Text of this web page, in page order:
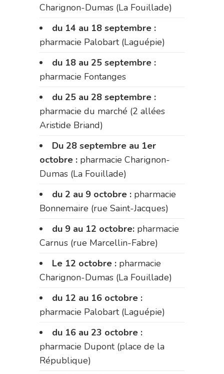
Charignon-Dumas (La Fouillade)
du 14 au 18 septembre :
pharmacie Palobart (Laguépie)
du 18 au 25 septembre :
pharmacie Fontanges
du 25 au 28 septembre :
pharmacie du marché (2 allées
Aristide Briand)
Du 28 septembre au 1er
octobre : pharmacie Charignon-
Dumas (La Fouillade)
du 2 au 9 octobre : pharmacie
Bonnemaire (rue Saint-Jacques)
du 9 au 12 octobre: pharmacie
Carnus (rue Marcellin-Fabre)
Le 12 octobre : pharmacie
Charignon-Dumas (La Fouillade)
du 12 au 16 octobre :
pharmacie Palobart (Laguépie)
du 16 au 23 octobre :
pharmacie Dupont (place de la
République)